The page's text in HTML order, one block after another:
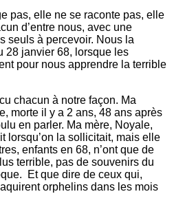
pas, elle ne se raconte pas, elle
d’entre nous, avec une
seuls à percevoir. Nous la
28 janvier 68, lorsque les
pour nous apprendre la terrible
chacun à notre façon. Ma
morte il y a 2 ans, 48 ans après
en parler. Ma mère, Noyale,
lorsqu’on la sollicitait, mais elle
enfants en 68, n’ont que de
terrible, pas de souvenirs du
Et que dire de ceux qui,
orphelins dans les mois